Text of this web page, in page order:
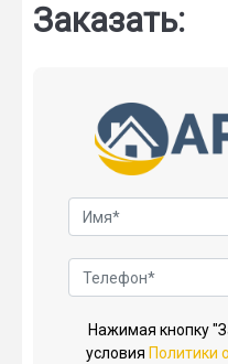
Заказать:
Нажимая кнопку
условия Политики